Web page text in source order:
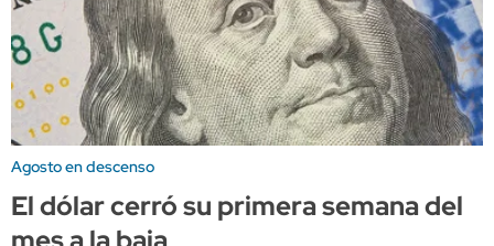
Agosto en descenso
El dólar cerró su primera semana del